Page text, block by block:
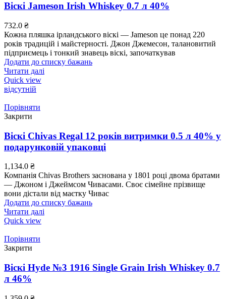
Віскі Jameson Irish Whiskey 0.7 л 40%
732.0 ₴
Кожна пляшка ірландського віскі — Jameson це понад 220
років традицій і майстерності. Джон Джемесон, талановитий
підприємець і тонкий знавець віскі, започаткував
Додати до списку бажань
Читати далі
Quick view
відсутній
Порівняти
Закрити
Віскі Chivas Regal 12 років витримки 0.5 л 40% у
подарунковій упаковці
1,134.0 ₴
Компанія Chivas Brothers заснована у 1801 році двома братами
— Джоном і Джеймсом Чивасами. Своє сімейне прізвище
вони дістали від маєтку Чивас
Додати до списку бажань
Читати далі
Quick view
Порівняти
Закрити
Віскі Hyde №3 1916 Single Grain Irish Whiskey 0.7
л 46%